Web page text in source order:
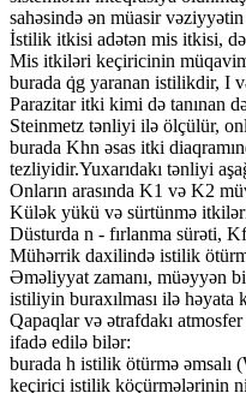
sahəsində ən müasir
İstilik itkisi adətən mis itkisi,
Mis itkiləri keçiricinin
burada q̇g yaranan istilikdir, I
Parazitar itki kimi də tanınan
Steinmetz tənliyi ilə ölçülür,
burada Khn əsas itki
tezliyidir.Yuxarıdakı tənliyi
Onların arasında K1 və K2
Külək yükü və sürtünmə
Düsturda n - fırlanma sürəti,
Mühərrik daxilində istilik
Əməliyyat zamanı, müəyyən
istiliyin buraxılması ilə
Qapaqlar və ətrafdakı
ifadə edilə bilər:
burada h istilik ötürmə əmsalı
keçirici istilik köçürmələrinin